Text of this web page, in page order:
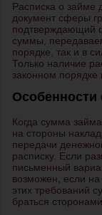
Расписка о займе
документ сферы
подтверждающий
суммы,
порядке, так и в
Только наличие
законном порядке
Особенности
Когда сумма
на стороны
передачи
расписку. Если
письменный
возможен, если
этих требований
браться